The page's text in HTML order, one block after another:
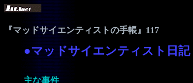
『マッドサイエンティストの手帳』117
●マッドサイエンティスト日記
主な事件